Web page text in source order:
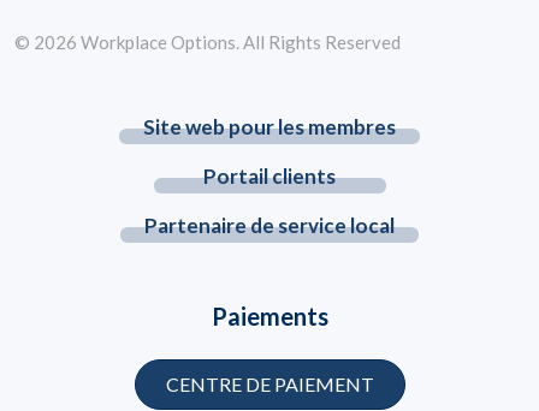
Site web pour les membres
Portail clients
Partenaire de service local
Paiements
CENTRE DE PAIEMENT
© 2026 Workplace Options. All Rights Reserved